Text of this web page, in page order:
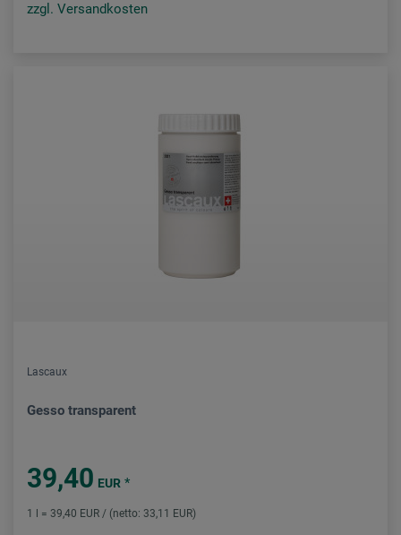
zzgl. Versandkosten
Lascaux
Gesso transparent
39,40 EUR *
1 l = 39,40 EUR / (netto: 33,11 EUR)